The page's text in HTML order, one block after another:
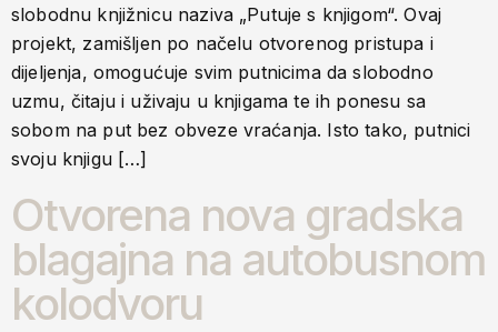
slobodnu knjižnicu naziva „Putuje s knjigom“. Ovaj
projekt, zamišljen po načelu otvorenog pristupa i
dijeljenja, omogućuje svim putnicima da slobodno
uzmu, čitaju i uživaju u knjigama te ih ponesu sa
sobom na put bez obveze vraćanja. Isto tako, putnici
svoju knjigu […]
Otvorena nova gradska
blagajna na autobusnom
kolodvoru